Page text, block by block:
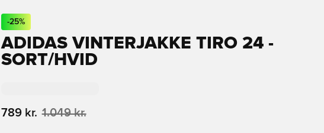
-25%
ADIDAS VINTERJAKKE TIRO 24 -
SORT/HVID
789 kr. 1.049 kr.